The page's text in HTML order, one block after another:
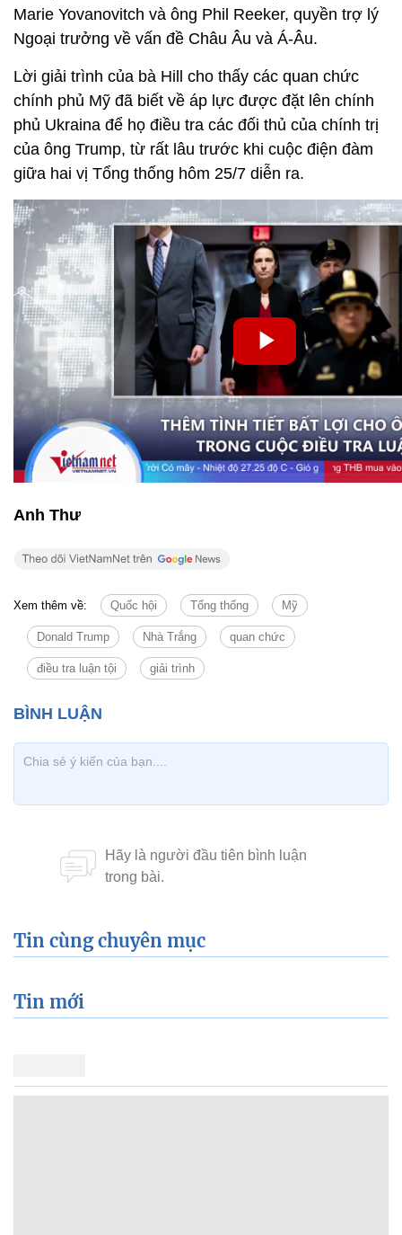
Marie Yovanovitch và ông Phil Reeker, quyền trợ lý
Ngoại trưởng về vấn đề Châu Âu và Á-Âu.
Lời giải trình của bà Hill cho thấy các quan chức
chính phủ Mỹ đã biết về áp lực được đặt lên chính
phủ Ukraina để họ điều tra các đối thủ của chính trị
của ông Trump, từ rất lâu trước khi cuộc điện đàm
giữa hai vị Tổng thống hôm 25/7 diễn ra.
Anh Thư
Xem thêm về: Quốc hội Tổng thống Mỹ
Donald Trump Nhà Trắng quan chức
điều tra luận tội giải trình
Tin cùng chuyên mục
Tin mới